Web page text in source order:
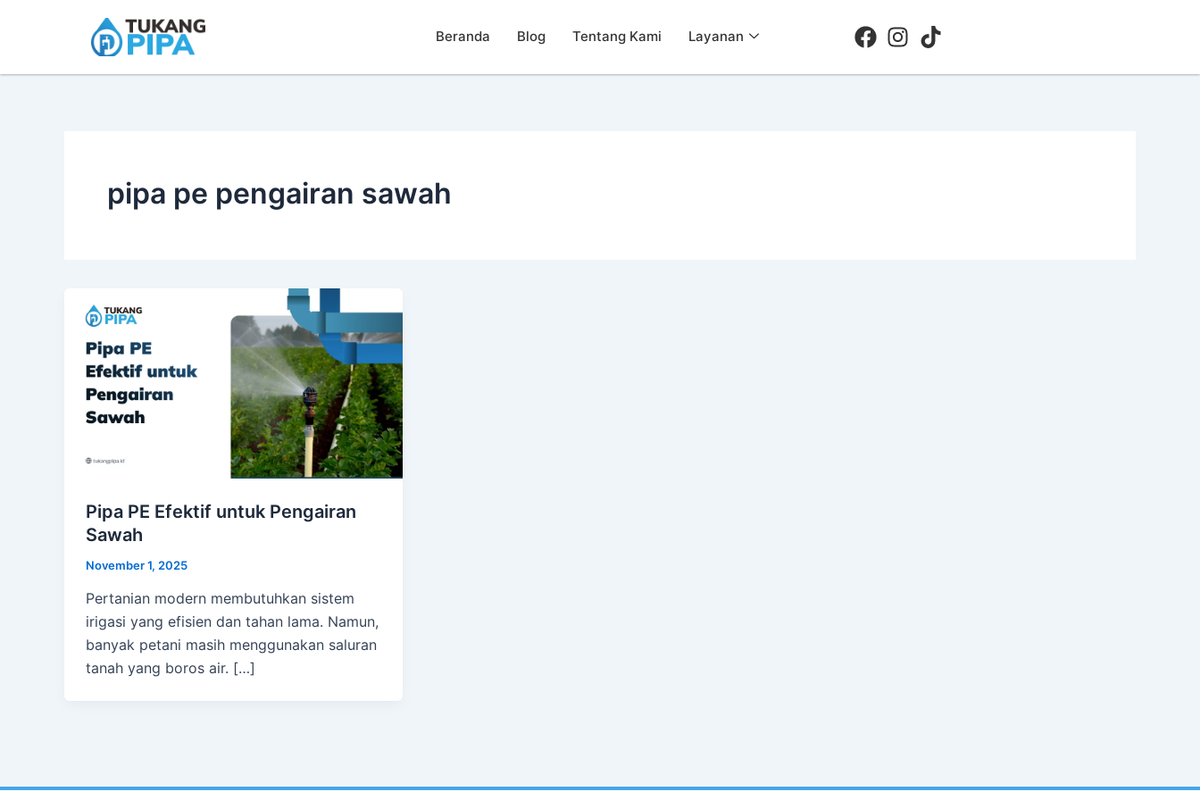
Beranda Blog Tentang Kami Layanan
pipa pe pengairan sawah
Pipa PE Efektif untuk Pengairan
Sawah
November 1, 2025
Pertanian modern membutuhkan sistem
irigasi yang efisien dan tahan lama. Namun,
banyak petani masih menggunakan saluran
tanah yang boros air. […]